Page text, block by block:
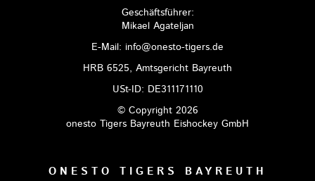
Geschäftsführer:
Mikael Agateljan
E-Mail: info@onesto-tigers.de
HRB 6525, Amtsgericht Bayreuth
USt-ID: DE311171110
© Copyright 2026
onesto Tigers Bayreuth Eishockey GmbH
ONESTO TIGERS BAYREUTH